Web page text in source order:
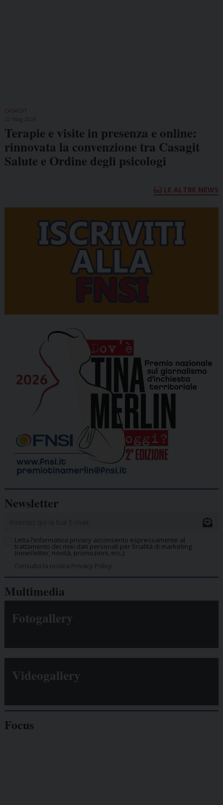
CASAGIT
Terapie e visite in presenza e online:
rinnovata la convenzione tra Casagit
Salute e Ordine degli psicologi
LE ALTRE NEWS
Newsletter
Letta l’informativa privacy acconsento espressamente al
trattamento dei miei dati personali per finalità di marketing
(newsletter, novità, promozioni, ecc.).
Consulta la nostra Privacy Policy.
Multimedia
Fotogallery
Videogallery
Focus